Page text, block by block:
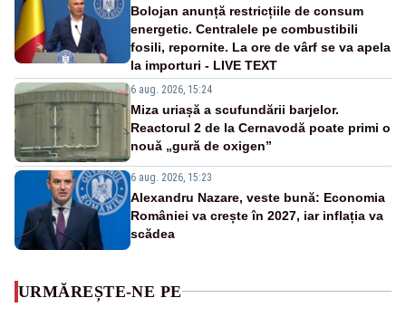
Bolojan anunță restricțiile de consum
energetic. Centralele pe combustibili
fosili, repornite. La ore de vârf se va apela
la importuri - LIVE TEXT
6 aug. 2026, 15:24
Miza uriașă a scufundării barjelor.
Reactorul 2 de la Cernavodă poate primi o
nouă „gură de oxigen”
6 aug. 2026, 15:23
Alexandru Nazare, veste bună: Economia
României va crește în 2027, iar inflația va
scădea
URMĂREȘTE-NE PE